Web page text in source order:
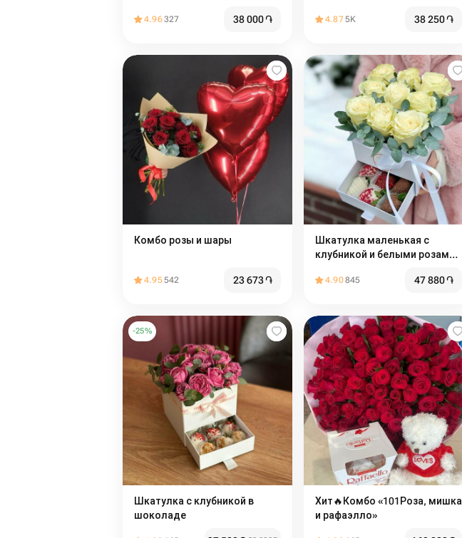
4.96327 38 000֏ 4.875K 38 250֏
Комбо розы и шары
4.95542 23 673֏
Шкатулка маленькая с
клубникой и белыми розами
4.90845 47 880֏
-25%
Шкатулка с клубникой в
шоколаде
Хит🔥Комбо «101Роза, мишка
и рафаэлло»